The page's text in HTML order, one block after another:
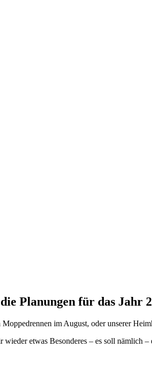
Planungen für das Jahr
im August, oder unserer
etwas Besonderes – es soll nämlich